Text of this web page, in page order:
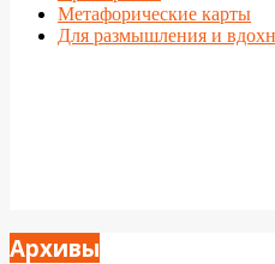
Метафорические карты
Для размышления и
Архивы